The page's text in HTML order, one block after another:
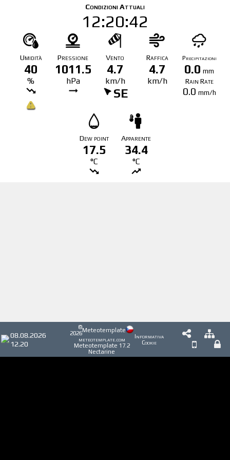
Condizioni Attuali
12:20:42
Umidità
40
%
Pressione
1011.5
hPa
Vento
4.7
km/h
SE
Raffica
4.7
km/h
Precipitazioni
0.0 mm
Rain Rate
0.0 mm/h
Dew point
17.5
°C
Apparente
34.4
°C
08.08.2026
12.20
©
2026Meteotemplate
meteotemplate.com
Meteotemplate 17.2
Nectarine
Informativa
Cookie